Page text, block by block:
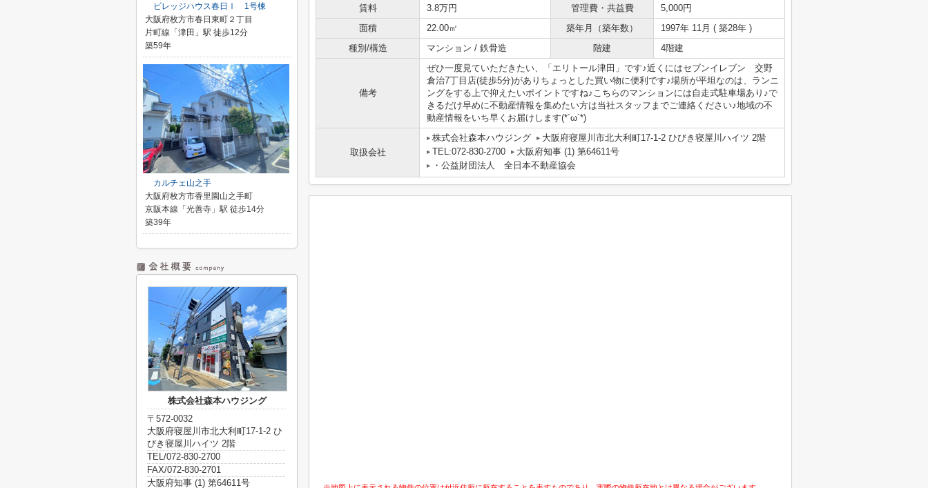
賃料 3.8万円 管理費・共益費
5,000円
面積
22.00㎡ 築年月（築年数）
1997年 11月 ( 築28年 )
種別/構造
マンション / 鉄骨造 階建 4階建
備考
ぜひ一度見ていただきたい、「エリトール津田」です♪近くにはセブンイレブン 交野
倉治7丁目店(徒歩5分)がありちょっとした買い物に便利です♪場所が平坦なのは、ランニ
ングをする上で抑えたいポイントですね♪こちらのマンションには自走式駐車場あり♪で
きるだけ早めに不動産情報を集めたい方は当社スタッフまでご連絡ください♪地域の不
動産情報をいち早くお届けします(*´ω`*)
取扱会社
株式会社森本ハウジング
大阪府寝屋川市北大利町17-1-2 ひびき寝屋川ハイツ 2階
TEL:072-830-2700
大阪府知事 (1) 第64611号
・公益財団法人 全日本不動産協会
ビレッジハウス春日Ⅰ 1号棟
大阪府枚方市春日東町２丁目
片町線「津田」駅 徒歩12分
築59年
カルチェ山之手
大阪府枚方市香里園山之手町
京阪本線「光善寺」駅 徒歩14分
築39年
株式会社森本ハウジング
〒572-0032
大阪府寝屋川市北大利町17-1-2 ひ
びき寝屋川ハイツ 2階
TEL/072-830-2700
FAX/072-830-2701
大阪府知事 (1) 第64611号